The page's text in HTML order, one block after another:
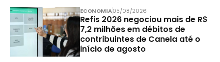
ECONOMIA05/08/2026
Refis 2026 negociou mais de R$
7,2 milhões em débitos de
contribuintes de Canela até o
início de agosto